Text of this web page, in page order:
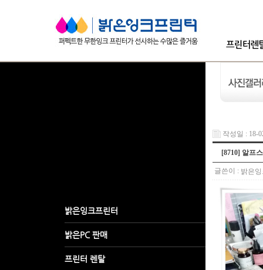
작성일 : 18-
[8710] 알프
글쓴이 : 밝은잉